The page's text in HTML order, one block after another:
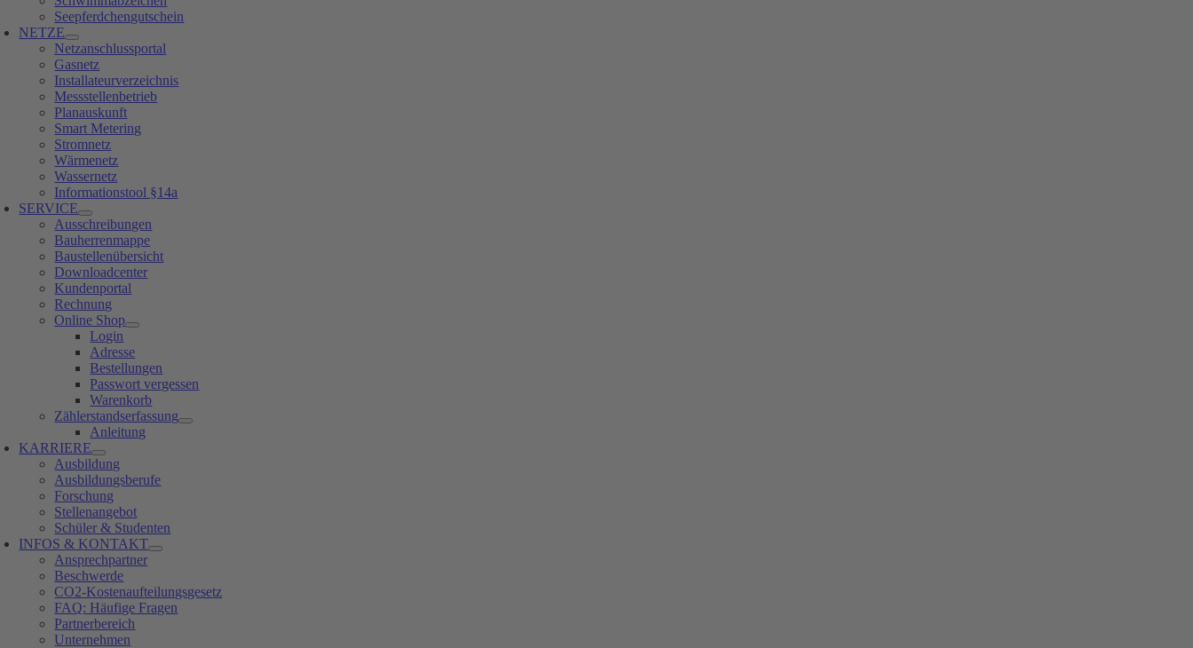
Seepferdchengutschein
NETZE
Netzanschlussportal
Gasnetz
Installateurverzeichnis
Messstellenbetrieb
Planauskunft
Smart Metering
Stromnetz
Wärmenetz
Wassernetz
Informationstool §14a
SERVICE
Ausschreibungen
Bauherrenmappe
Baustellenübersicht
Downloadcenter
Kundenportal
Rechnung
Online Shop
Login
Adresse
Bestellungen
Passwort vergessen
Warenkorb
Zählerstandserfassung
Anleitung
KARRIERE
Ausbildung
Ausbildungsberufe
Forschung
Stellenangebot
Schüler & Studenten
INFOS & KONTAKT
Ansprechpartner
Beschwerde
CO2-Kostenaufteilungsgesetz
FAQ: Häufige Fragen
Partnerbereich
Unternehmen